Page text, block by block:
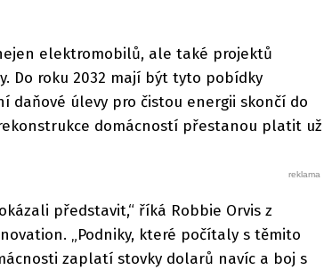
elektromobilů, ale také projektů
Do roku 2032 mají být tyto pobídky
daňové úlevy pro čistou energii skončí do
domácností přestanou platit už
představit,“ říká Robbie Orvis z
„Podniky, které počítaly s těmito
zaplatí stovky dolarů navíc a boj s